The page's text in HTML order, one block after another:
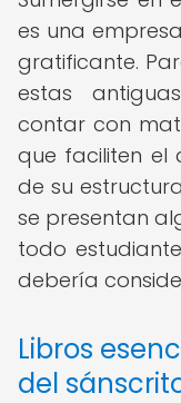
es una
gratificante.
estas
contar con
que faciliten el
de su
se presentan
todo
debería
Libros
del